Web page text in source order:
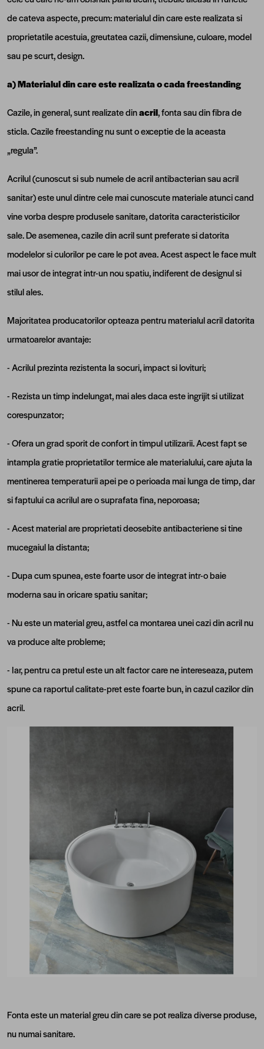
de cateva aspecte, precum: materialul din care este realizata si
proprietatile acestuia, greutatea cazii, dimensiune, culoare, model
sau pe scurt, design.
a) Materialul din care este realizata o cada freestanding
Cazile, in general, sunt realizate dinacril, fonta sau din fibra de
sticla. Cazile freestanding nu sunt o exceptie de la aceasta
„regula”.
Acrilul (cunoscut si sub numele de acril antibacterian sau acril
sanitar) este unul dintre cele mai cunoscute materiale atunci cand
vine vorba despre produsele sanitare, datorita caracteristicilor
sale. De asemenea, cazile din acril sunt preferate si datorita
modelelor si culorilor pe care le pot avea. Acest aspect le face mult
mai usor de integrat intr-un nou spatiu, indiferent de designul si
stilul ales.
Majoritatea producatorilor opteaza pentru materialul acril datorita
urmatoarelor avantaje:
- Acrilul prezinta rezistenta la socuri, impact si lovituri;
- Rezista un timp indelungat, mai ales daca este ingrijit si utilizat
corespunzator;
- Ofera un grad sporit de confort in timpul utilizarii. Acest fapt se
intampla gratie proprietatilor termice ale materialului, care ajuta la
mentinerea temperaturii apei pe o perioada mai lunga de timp, dar
si faptului ca acrilul are o suprafata fina, neporoasa;
- Acest material are proprietati deosebite antibacteriene si tine
mucegaiul la distanta;
- Dupa cum spunea, este foarte usor de integrat intr-o baie
moderna sau in oricare spatiu sanitar;
- Nu este un material greu, astfel ca montarea unei cazi din acril nu
va produce alte probleme;
- Iar, pentru ca pretul este un alt factor care ne intereseaza, putem
spune ca raportul calitate-pret este foarte bun, in cazul cazilor din
acril.
Fonta este un material greu din care se pot realiza diverse produse,
nu numai sanitare.